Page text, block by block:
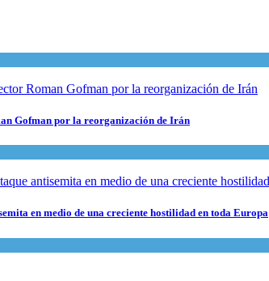
Gofman por la reorganización de Irán
en medio de una creciente hostilidad en toda Europa